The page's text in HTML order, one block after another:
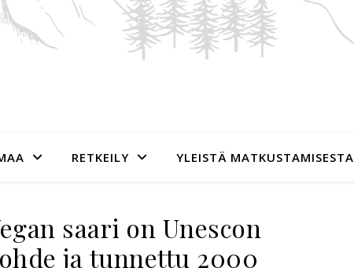
RETKEILY YLEISTÄ MATKUSTAMISESTA
saari on Unescon
ja tunnettu 2000